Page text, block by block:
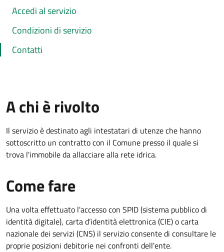
Accedi al servizio
Condizioni di servizio
Contatti
A chi è rivolto
Il servizio è destinato agli intestatari di utenze che hanno
sottoscritto un contratto con il Comune presso il quale si
trova l'immobile da allacciare alla rete idrica.
Come fare
Una volta effettuato l'accesso con SPID (sistema pubblico di
identità digitale), carta d’identità elettronica (CIE) o carta
nazionale dei servizi (CNS) il servizio consente di consultare le
proprie posizioni debitorie nei confronti dell'ente.